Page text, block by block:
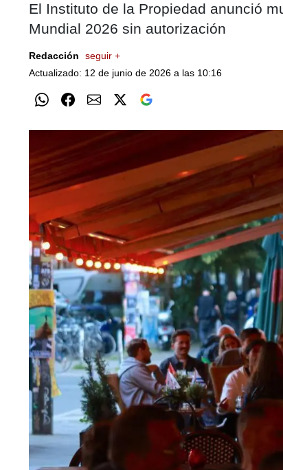
El Instituto de la Propiedad anunció
Mundial 2026 sin autorización
Redacción
seguir +
Actualizado: 12 de junio de 2026 a las 10:16